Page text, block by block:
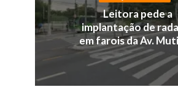
Leitora pede a
implantação de
em farois da Av.